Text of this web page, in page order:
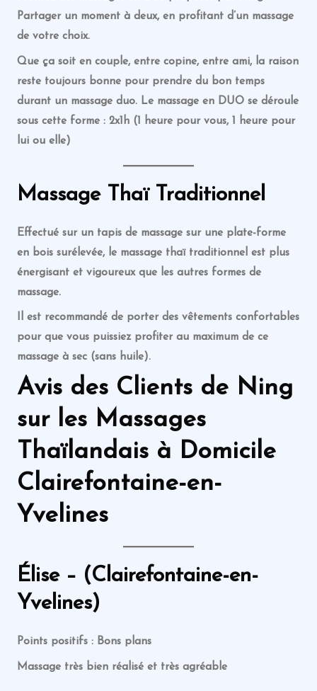
Partager un moment à deux, en profitant d’un massage
de votre choix.
Que ça soit en couple, entre copine, entre ami, la raison
reste toujours bonne pour prendre du bon temps
durant un massage duo. Le massage en DUO se déroule
sous cette forme : 2x1h (1 heure pour vous, 1 heure pour
lui ou elle)
Massage ThaïTraditionnel
Effectué sur un tapis de massage sur une plate-forme
en bois surélevée, le massage thaï traditionnel est plus
énergisant et vigoureux que les autres formes de
massage.
Il est recommandé de porter des vêtements confortables
pour que vous puissiez profiter au maximum de ce
massage à sec (sans huile).
Avis des Clients de Ning
sur les Massages
Thaïlandaisà Domicile
Clairefontaine-en-
Yvelines
Élise – (Clairefontaine-en-
Yvelines)
Points positifs : Bons plans
Massage très bien réalisé et très agréable